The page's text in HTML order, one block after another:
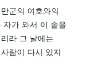
군의 여호와의
자가 와서 이 솥을
라 그 날에는
람이 다시 있지